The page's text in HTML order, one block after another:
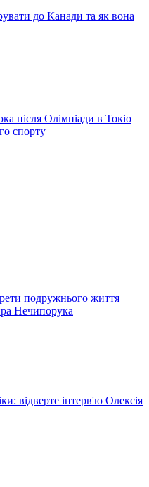
до Канади та як вона
після Олімпіади в Токіо
спорту
подружнього життя
Нечипорука
відверте інтерв'ю Олексія